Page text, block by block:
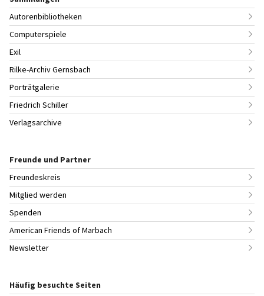
Autorenbibliotheken
Computerspiele
Exil
Rilke-Archiv Gernsbach
Porträtgalerie
Friedrich Schiller
Verlagsarchive
Freunde und Partner
Freundeskreis
Mitglied werden
Spenden
American Friends of Marbach
Newsletter
Häufig besuchte Seiten